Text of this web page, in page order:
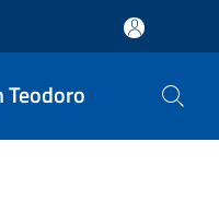
Teodoro